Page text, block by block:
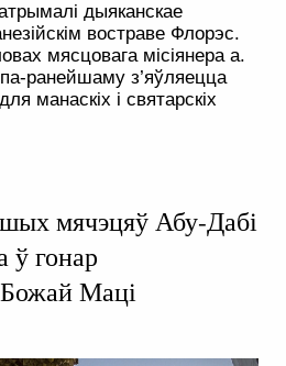
дыяканскае
востраве Флорэс.
мясцовага місіянера а.
ранейшаму з’яўляецца
манаскіх і святарскіх
мячэцяў Абу-Дабі
ў гонар
Маці